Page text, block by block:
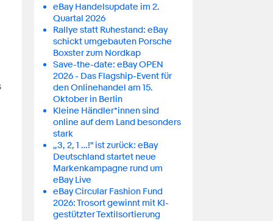
eBay Handelsupdate im 2.
Quartal 2026
Rallye statt Ruhestand: eBay
schickt umgebauten Porsche
Boxster zum Nordkap
Save-the-date: eBay OPEN
2026 - Das Flagship-Event für
den Onlinehandel am 15.
Oktober in Berlin
Kleine Händler*innen sind
online auf dem Land besonders
stark
„3, 2, 1 …!" ist zurück: eBay
Deutschland startet neue
Markenkampagne rund um
eBay Live
eBay Circular Fashion Fund
2026: Trosort gewinnt mit KI-
gestützter Textilsortierung